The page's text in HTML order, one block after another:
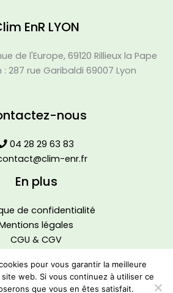
EnR LYON
de l'Europe, 69120 Rillieux la Pape
: 287 rue Garibaldi 69007 Lyon
nous
04 28 29 63 83
enr.fr
En plus
de confidentialité
légales
CGU & CGV
pour vous garantir la meilleure
web. Si vous continuez à utiliser ce
que vous en êtes satisfait.